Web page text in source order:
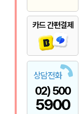
카드 간편결제
상담전화
02) 500
5900